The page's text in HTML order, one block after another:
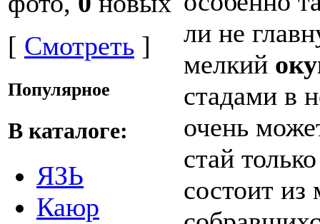
[ Смотреть ]
Популярное
В каталоге:
ЯЗЬ
Каюр
ли не
мелкий
стадами в
очень
стай
состоит